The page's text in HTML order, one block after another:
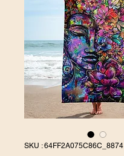
SKU : 64FF2A075C86C_8874